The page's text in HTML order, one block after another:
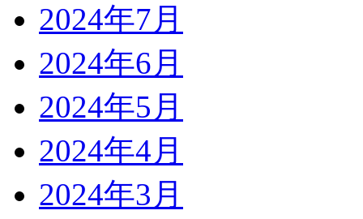
2024年7月
2024年6月
2024年5月
2024年4月
2024年3月